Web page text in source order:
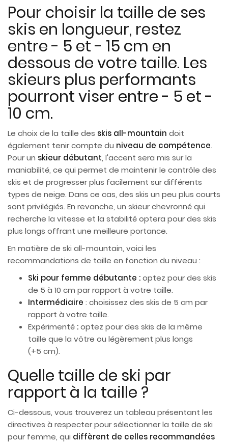
Pour choisir la taille de ses
skis en longueur, restez
entre - 5 et - 15 cm en
dessous de votre taille. Les
skieurs plus performants
pourront viser entre - 5 et -
10 cm.
Le choix de la taille des skis all-mountain doit
également tenir compte du niveau de compétence.
Pour un skieur débutant, l'accent sera mis sur la
maniabilité, ce qui permet de maintenir le contrôle des
skis et de progresser plus facilement sur différents
types de neige. Dans ce cas, des skis un peu plus courts
sont privilégiés. En revanche, un skieur chevronné qui
recherche la vitesse et la stabilité optera pour des skis
plus longs offrant une meilleure portance.
En matière de ski all-mountain, voici les
recommandations de taille en fonction du niveau :
Ski pour femme débutante :optez pour des skis
de 5 à 10 cm par rapport à votre taille.
Intermédiaire : choisissez des skis de 5 cm par
rapport à votre taille.
Expérimenté :optez pour des skis de la même
taille que la vôtre ou légèrement plus longs
(+5 cm).
Quelle taille de ski par
rapport à la taille ?
Ci-dessous, vous trouverez un tableau présentant les
directives à respecter pour sélectionner la taille de ski
pour femme, qui diffèrent de celles recommandées